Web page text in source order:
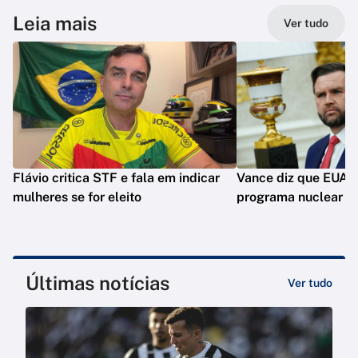
Leia mais Ver tudo
Flávio critica STF e fala em indicar
mulheres se for eleito
Vance diz que EUA
programa nuclear
Últimas notícias Ver tudo